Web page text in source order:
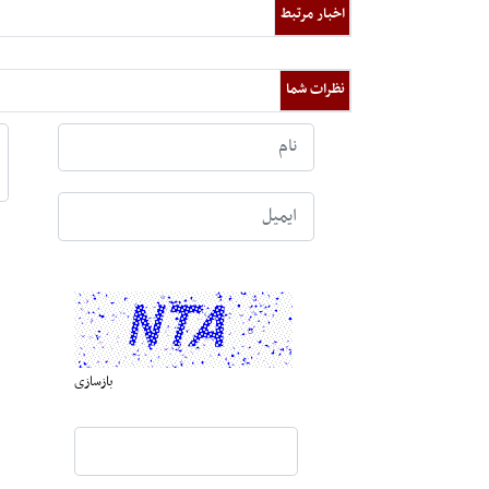
اخبار مرتبط
نظرات شما
بازسازی